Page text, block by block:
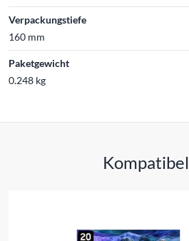
Verpackungstiefe
160 mm
Paketgewicht
0.248 kg